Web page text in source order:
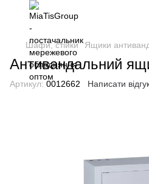
Шафи, стійки Ящики
Антивандальний
Артикул: 0012662 Написати